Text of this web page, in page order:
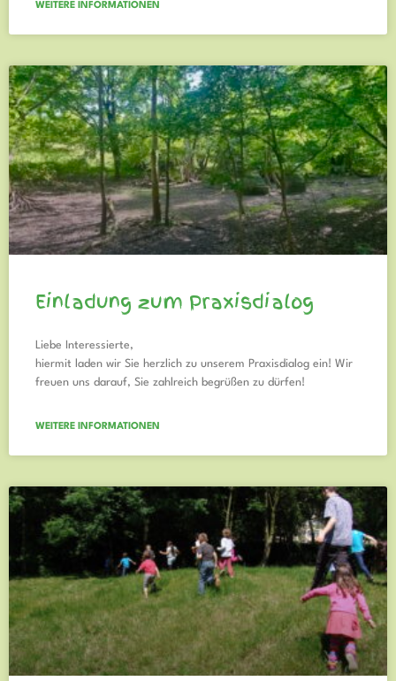
WEITERE INFORMATIONEN
Einladung zum Praxisdialog
Liebe Interessierte,
hiermit laden wir Sie herzlich zu unserem Praxisdialog ein! Wir
freuen uns darauf, Sie zahlreich begrüßen zu dürfen!
WEITERE INFORMATIONEN